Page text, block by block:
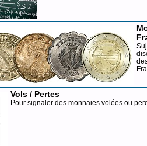
Vols / Pertes
Pour signaler des monnaies volées ou